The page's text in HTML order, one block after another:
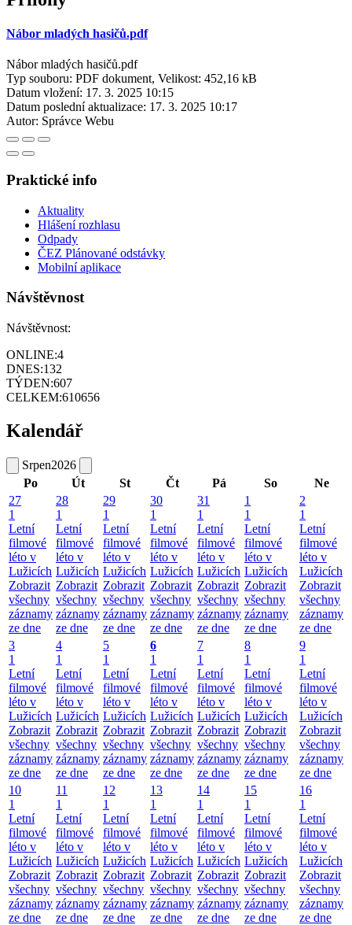
Nábor mladých hasičů.pdf
Nábor mladých hasičů.pdf
Typ souboru: PDF dokument, Velikost: 452,16 kB
Datum vložení: 17. 3. 2025 10:15
Datum poslední aktualizace: 17. 3. 2025 10:17
Autor: Správce Webu
Praktické info
Aktuality
Hlášení rozhlasu
Odpady
ČEZ Plánované odstávky
Mobilní aplikace
Návštěvnost
Návštěvnost:
ONLINE:4
DNES:132
TÝDEN:607
CELKEM:610656
Kalendář
Srpen2026
Po
Út St Čt Pá So
Ne
27
1
Letní
filmové
léto v
Lužicích
Zobrazit
všechny
záznamy
ze dne
28
1
Letní
filmové
léto v
Lužicích
Zobrazit
všechny
záznamy
ze dne
29
1
Letní
filmové
léto v
Lužicích
Zobrazit
všechny
záznamy
ze dne
30
1
Letní
filmové
léto v
Lužicích
Zobrazit
všechny
záznamy
ze dne
31
1
Letní
filmové
léto v
Lužicích
Zobrazit
všechny
záznamy
ze dne
1
1
Letní
filmové
léto v
Lužicích
Zobrazit
všechny
záznamy
ze dne
2
1
Letní
filmové
léto v
Lužicích
Zobrazit
všechny
záznamy
ze dne
3
1
Letní
filmové
léto v
Lužicích
Zobrazit
všechny
záznamy
ze dne
4
1
Letní
filmové
léto v
Lužicích
Zobrazit
všechny
záznamy
ze dne
5
1
Letní
filmové
léto v
Lužicích
Zobrazit
všechny
záznamy
ze dne
6
1
Letní
filmové
léto v
Lužicích
Zobrazit
všechny
záznamy
ze dne
7
1
Letní
filmové
léto v
Lužicích
Zobrazit
všechny
záznamy
ze dne
8
1
Letní
filmové
léto v
Lužicích
Zobrazit
všechny
záznamy
ze dne
9
1
Letní
filmové
léto v
Lužicích
Zobrazit
všechny
záznamy
ze dne
10
1
Letní
filmové
léto v
Lužicích
Zobrazit
všechny
záznamy
ze dne
11
1
Letní
filmové
léto v
Lužicích
Zobrazit
všechny
záznamy
ze dne
12
1
Letní
filmové
léto v
Lužicích
Zobrazit
všechny
záznamy
ze dne
13
1
Letní
filmové
léto v
Lužicích
Zobrazit
všechny
záznamy
ze dne
14
1
Letní
filmové
léto v
Lužicích
Zobrazit
všechny
záznamy
ze dne
15
1
Letní
filmové
léto v
Lužicích
Zobrazit
všechny
záznamy
ze dne
16
1
Letní
filmové
léto v
Lužicích
Zobrazit
všechny
záznamy
ze dne